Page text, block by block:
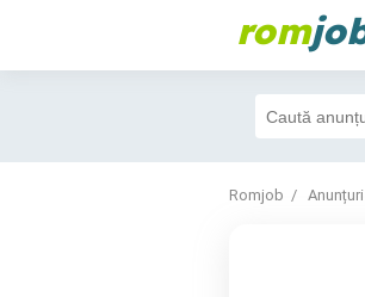
rom
Romjob Anunțuri